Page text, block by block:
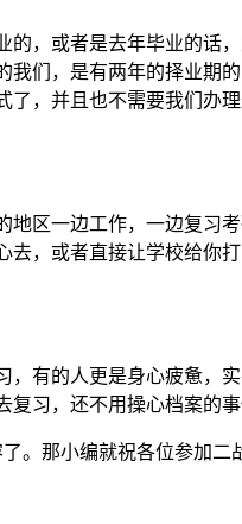
的，或者是去年毕业的话
我们，是有两年的择业期
，并且也不需要我们办理
地区一边工作，一边复习
去，或者直接让学校给你
，有的人更是身心疲惫，
复习，还不用操心档案的事
。那小编就祝各位参加二